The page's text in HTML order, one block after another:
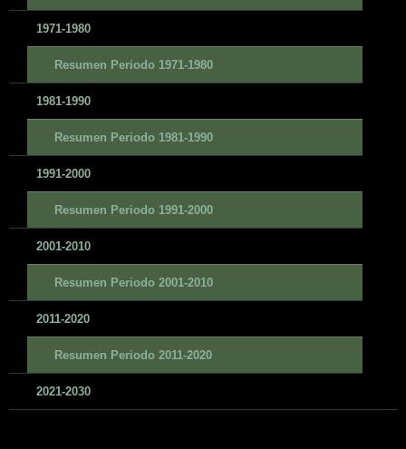
1971-1980
Resumen Periodo 1971-1980
1981-1990
Resumen Periodo 1981-1990
1991-2000
Resumen Periodo 1991-2000
2001-2010
Resumen Periodo 2001-2010
2011-2020
Resumen Periodo 2011-2020
2021-2030